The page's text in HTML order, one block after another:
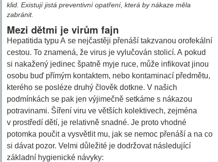
klid. Existují jistá preventivní opatření, která by nákaze měla
zabránit.
Mezi dětmi je virům fajn
Hepatitida typu A se nejčastěji přenáší takzvanou orofekální
cestou. To znamená, že virus je vylučován stolicí. A pokud
si nakažený jedinec špatně myje ruce, může infikovat jinou
osobu buď přímým kontaktem, nebo kontaminací předmětu,
kterého se posléze druhý člověk dotkne. V našich
podmínkách se pak jen výjimečně setkáme s nákazou
potravinami. Šíření viru ve větších kolektivech, zejména
v prostředí dětí, je relativně snadné. Je proto vhodné
potomka poučit a vysvětlit mu, jak se nemoc přenáší a na co
si dávat pozor. Velmi důležité je dodržovat následující
základní hygienické návyky: